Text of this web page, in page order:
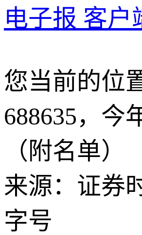
电子报 客户
您当前的位
688635，今
（附名单）
来源：证券
字号